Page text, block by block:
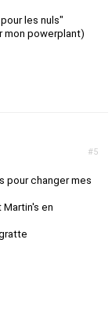
les nuls"
mon powerplant)
#5
pour changer mes
en